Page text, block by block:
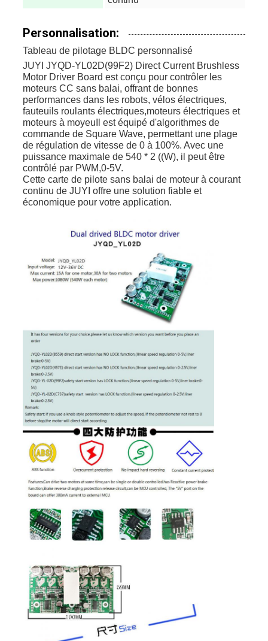
Personnalisation:
Tableau de pilotage BLDC personnalisé
JUYI JYQD-YL02D(99F2) Direct Current Brushless
Motor Driver Board est conçu pour contrôler les
moteurs CC sans balai, offrant de bonnes
performances dans les robots, vélos électriques,
fauteuils roulants électriques,moteurs électriques et
moteurs à moyeuIl est équipé d'algorithmes de
commande de Square Wave, permettant une plage
de régulation de vitesse de 0 à 100%. Avec une
puissance maximale de 540 * 2 ((W), il peut être
contrôlé par PWM,0-5V.
Cette carte de pilote sans balai de moteur à courant
continu de JUYI offre une solution fiable et
économique pour votre application.